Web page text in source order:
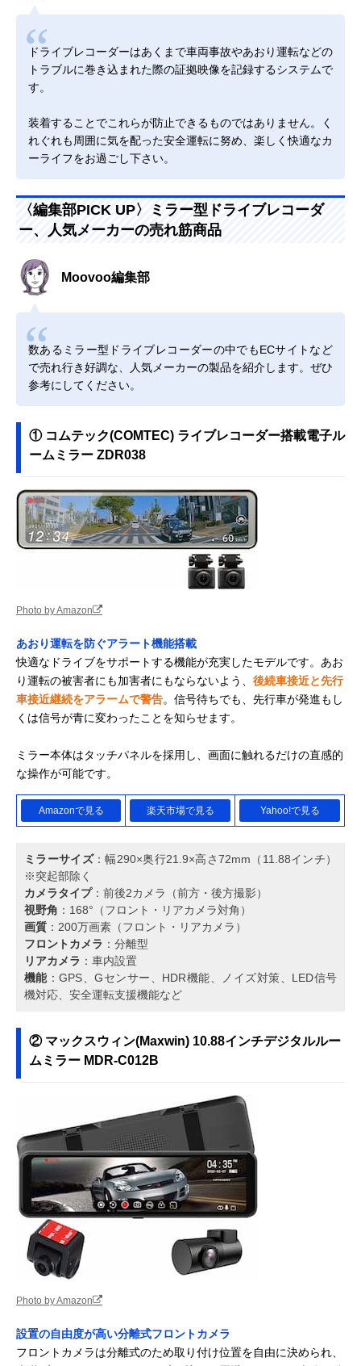
ドライブレコーダーはあくまで車両事故やあおり運転などの
トラブルに巻き込まれた際の証拠映像を記録するシステムで
す。
装着することでこれらが防止できるものではありません。く
れぐれも周囲に気を配った安全運転に努め、楽しく快適なカ
ーライフをお過ごし下さい。
〈編集部PICK UP〉ミラー型ドライブレコーダ
ー、人気メーカーの売れ筋商品
Moovoo編集部
数あるミラー型ドライブレコーダーの中でもECサイトなど
で売れ行き好調な、人気メーカーの製品を紹介します。ぜひ
参考にしてください。
① コムテック(COMTEC) ライブレコーダー搭載電子ル
ームミラー ZDR038
Photo by Amazon
あおり運転を防ぐアラート機能搭載
快適なドライブをサポートする機能が充実したモデルです。あお
り運転の被害者にも加害者にもならないよう、 後続車接近と先行
車接近継続をアラームで警告。信号待ちでも、先行車が発進もし
くは信号が青に変わったことを知らせます。
ミラー本体はタッチパネルを採用し、画面に触れるだけの直感的
な操作が可能です。
Amazonで見る 楽天市場で見る Yahoo!で見る
ミラーサイズ：幅290×奥行21.9×高さ72mm（11.88インチ）
※突起部除く
カメラタイプ：前後2カメラ（前方・後方撮影）
視野角 ：168°（フロント・リアカメラ対角）
画質 ：200万画素（フロント・リアカメラ）
フロントカメラ ：分離型
リアカメラ ：車内設置
機能：GPS、Gセンサー、HDR機能、ノイズ対策、LED信号
機対応、安全運転支援機能など
② マックスウィン(Maxwin) 10.88インチデジタルルー
ムミラー MDR-C012B
Photo by Amazon
設置の自由度が高い分離式フロントカメラ
フロントカメラは分離式のため取り付け位置を自由に決められ、